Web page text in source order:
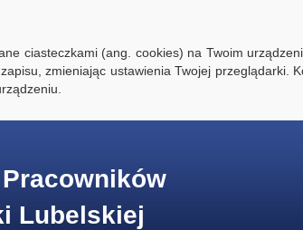
ciasteczkami (ang. cookies) na Twoim
zmieniając ustawienia Twojej przeglądarki.
Lubelskiej